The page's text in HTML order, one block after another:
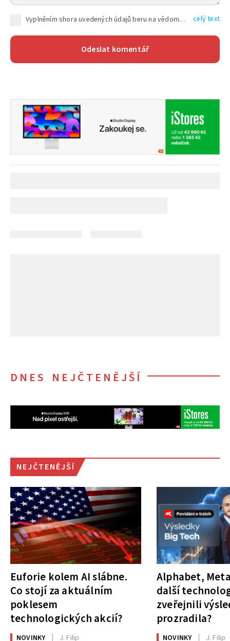
Vyplněním shora uvedených údajů beru na vědomí, že společnost TEXT FACTORY s.r.o., sídlem Brno, Durďákova 336/29, Černá Pole, PSČ: 613 00, IČ: 06157831, zapsané u Krajského soudu v Brně, oddíl C, vložka 100399, bude zpracovávat mé osobní údaje uvedené v rámci mnou vyplněného registračního formuláře na základě oprávněných zájmů TEXT FACTORY s.r.o. dle čl. 6 odst. 1 písm. f) GDPR a pro splnění právních povinností (čl. 6 odst. 1 písm. c) GDPR), a to pro tyto účely: nezbytnost zajistit oprávnění návštěvníka webových stránek provozovaných společností TEXT FACTORY s.r.o. přispívat aktivně ke zveřejněným článkům nebo v rámci diskusních fór a výkon práv TEXT FACTORY s.r.o. jako administrátora těchto diskusních fór. Více informací o zpracování osobních údajů a právech lze nalézt v celý text
DNES NEJČTENĚJŠÍ
NEJČTENĚJŠÍ
Euforie kolem AI slábne.
Co stojí za aktuálním
poklesem
technologických akcií?
NOVINKY J. Filip
Alphabet,
další
zveřejnili
prozradila?
NOVINKY J. Filip